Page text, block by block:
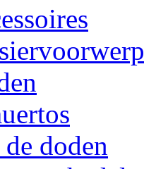
doden